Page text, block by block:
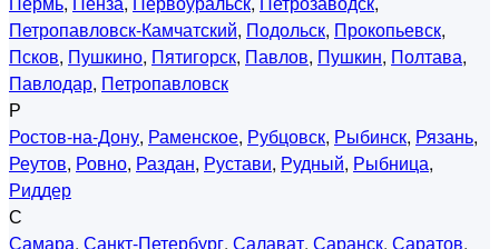
Петропавловск-Камчатский, Подольск, Прокопьевск,
Псков, Пушкино, Пятигорск, Павлов, Пушкин, Полтава,
Павлодар, Петропавловск
Р
Ростов-на-Дону, Раменское, Рубцовск, Рыбинск, Рязань,
Реутов, Ровно, Раздан, Рустави, Рудный, Рыбница,
Риддер
С
Самара, Санкт-Петербург, Салават, Саранск, Саратов,